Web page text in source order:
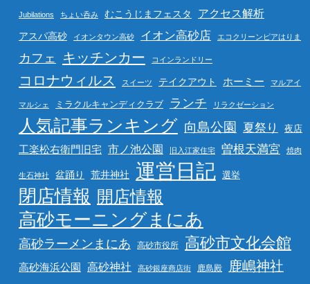
Jubilations ちょい呑み むこうじまフェスタ アクセス解析
アスパ高砂 イオンタウン高砂 イオン高砂店 エコクリーンピアはりま
カフェ キッチンカー コインランドリー
コロナウィルス スイーツ テイクアウト ホーミー マルアイ
マルシェ ミラクルキャンディクラブ ランチ リラクゼーション
人気記事ランキング 向島公園 夏祭り 夜店
工楽松右衛門旧宅 市ノ池公園 旧入江家住宅 曽根天満宮 焼肉
生石神社 盆踊り 荒井神社 運営日記 選挙
閉店情報 開店情報
高砂モーニングまにあ
高砂ラーメンまにあ 高砂市役所 高砂市文化会館
高砂海浜公園 高砂神社 高砂銀座商店街 鹿島殿 鹿嶋神社